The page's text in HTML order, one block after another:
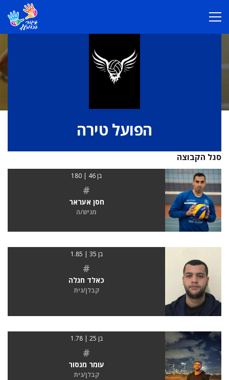
הפועל טירה
סגל הקבוצה
בן 46 | 180
#
חסן אעראר
מגיש/ה
בן 35 | 1.85
#
כאלד חגלה
קבלן/נית
בן 25 | 1.78
#
עומר מנסור
קבלן/נית